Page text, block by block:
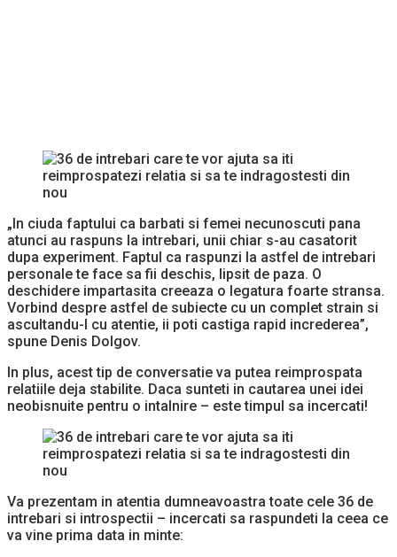
„In ciuda faptului ca barbati si femei necunoscuti pana
atunci au raspuns la intrebari, unii chiar s-au casatorit
dupa experiment. Faptul ca raspunzi la astfel de intrebari
personale te face sa fii deschis, lipsit de paza. O
deschidere impartasita creeaza o legatura foarte stransa.
Vorbind despre astfel de subiecte cu un complet strain si
ascultandu-l cu atentie, ii poti castiga rapid increderea”,
spune Denis Dolgov.
In plus, acest tip de conversatie va putea reimprospata
relatiile deja stabilite. Daca sunteti in cautarea unei idei
neobisnuite pentru o intalnire – este timpul sa incercati!
Va prezentam in atentia dumneavoastra toate cele 36 de
intrebari si introspectii – incercati sa raspundeti la ceea ce
va vine prima data in minte: